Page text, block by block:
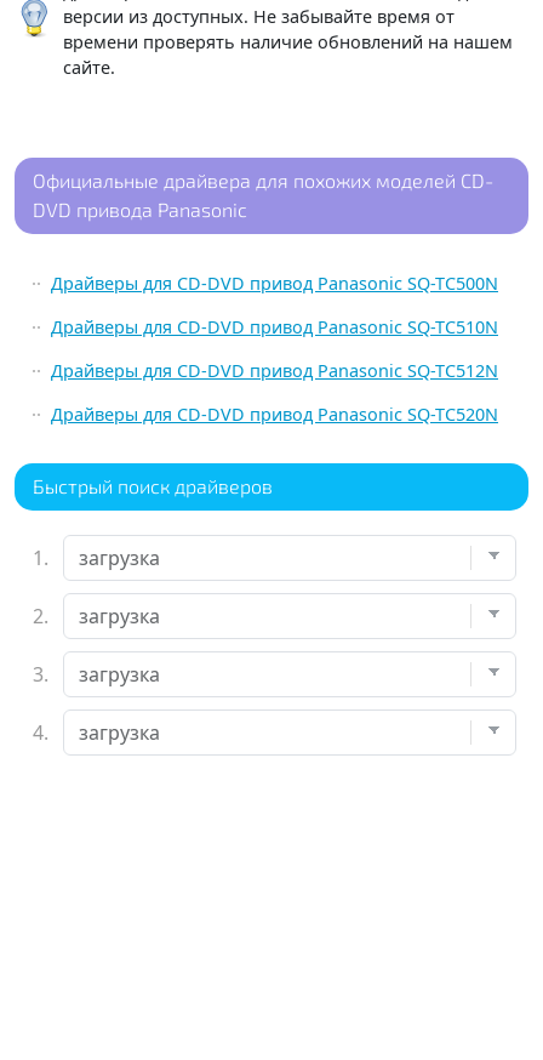
версии из доступных. Не забывайте время от
времени проверять наличие обновлений на нашем
сайте.
Официальные драйвера для похожих моделей CD-
DVD привода Panasonic
Драйверы для CD-DVD привод Panasonic SQ-TC500N
Драйверы для CD-DVD привод Panasonic SQ-TC510N
Драйверы для CD-DVD привод Panasonic SQ-TC512N
Драйверы для CD-DVD привод Panasonic SQ-TC520N
Быстрый поиск драйверов
1.
2.
3.
4.